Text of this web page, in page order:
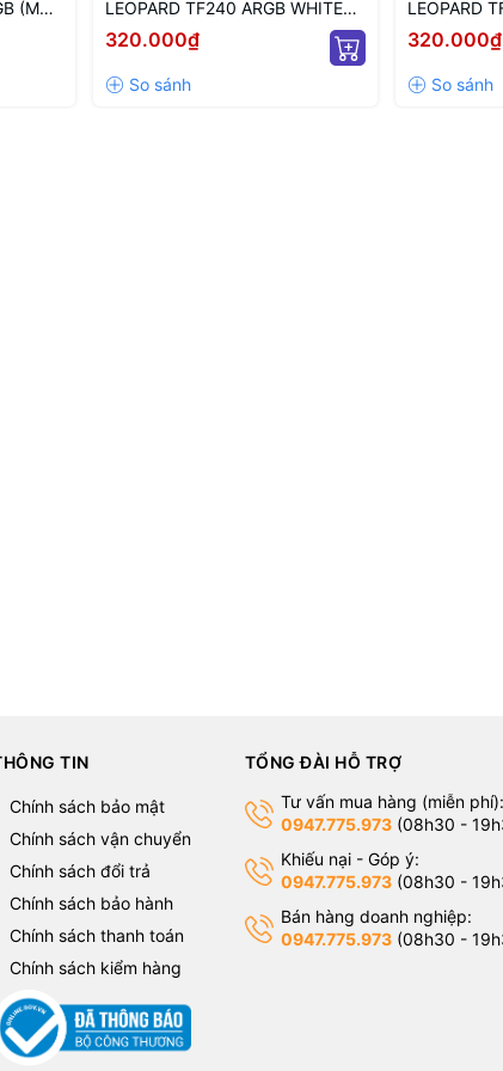
(MÀU
LEOPARD TF240 ARGB WHITE
(MÀU TRẮNG/ XUÔI)
320.000₫
LEOPARD
WHITE
320.000₫
TIN
Chính sách bảo mật
Chính sách vận chuyển
Chính sách đổi trả
Chính sách bảo hành
Chính sách thanh toán
Chính sách kiểm hàng
TỔNG ĐÀI HỖ TRỢ
Tư vấn mua hàng (miễn phí):
0947.775.973(08h30 -
Khiếu nại - Góp ý:
0947.775.973(08h30 -
Bán hàng doanh nghiệp:
0947.775.973(08h30 -